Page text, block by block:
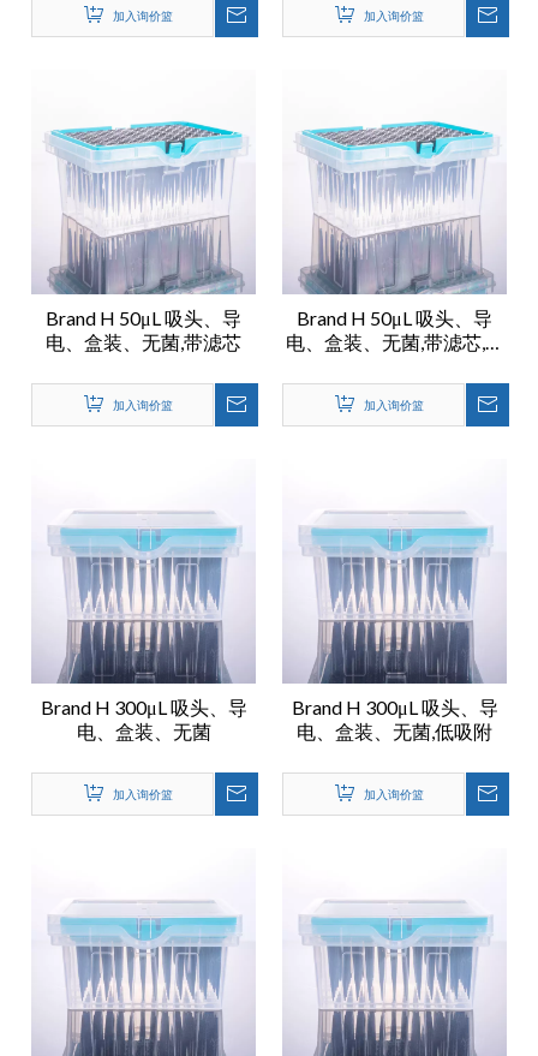
加入询价篮 加入询价篮
Brand H 50μL 吸头、导
电、盒装、无菌,带滤芯
加入询价篮
Brand H 50μL 吸头、导
电、盒装、无菌,带滤芯,低
加入询价篮
Brand H 300μL 吸头、导
电、盒装、无菌
加入询价篮
Brand H 300μL 吸头、导
电、盒装、无菌,低吸附
加入询价篮